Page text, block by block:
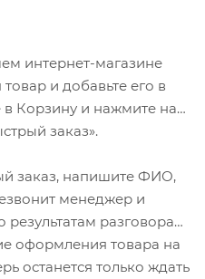
интернет-магазине
и добавьте его в
в Корзину и нажмите на
заказ».
заказ, напишите ФИО,
менеджер и
результатам разговора
оформления товара на
останется только ждать